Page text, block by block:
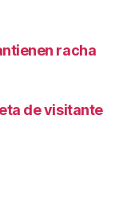
racha
de visitante